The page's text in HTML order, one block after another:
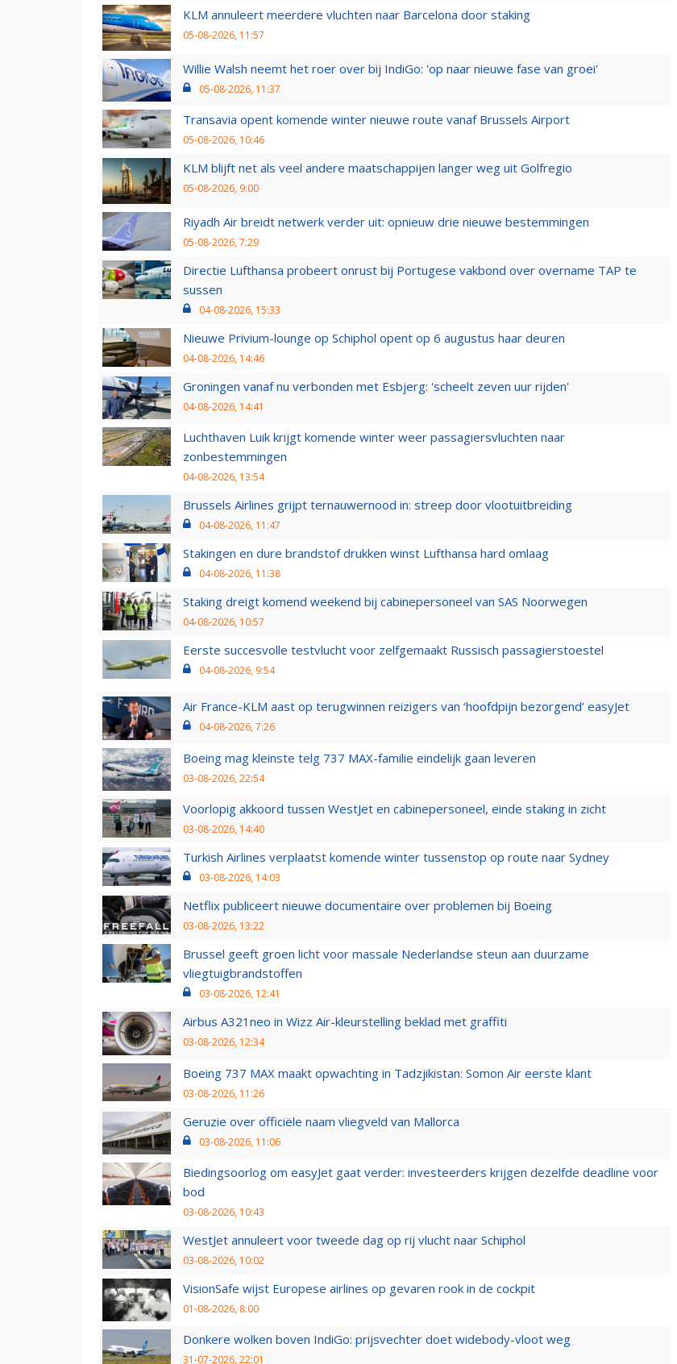
KLM annuleert meerdere vluchten naar Barcelona door staking
05-08-2026, 11:57
Willie Walsh neemt het roer over bij IndiGo: 'op naar nieuwe fase van groei'
05-08-2026, 11:37
Transavia opent komende winter nieuwe route vanaf Brussels Airport
05-08-2026, 10:46
KLM blijft net als veel andere maatschappijen langer weg uit Golfregio
05-08-2026, 9:00
Riyadh Air breidt netwerk verder uit: opnieuw drie nieuwe bestemmingen
05-08-2026, 7:29
Directie Lufthansa probeert onrust bij Portugese vakbond over overname TAP te
sussen
04-08-2026, 15:33
Nieuwe Privium-lounge op Schiphol opent op 6 augustus haar deuren
04-08-2026, 14:46
Groningen vanaf nu verbonden met Esbjerg: 'scheelt zeven uur rijden'
04-08-2026, 14:41
Luchthaven Luik krijgt komende winter weer passagiersvluchten naar
zonbestemmingen
04-08-2026, 13:54
Brussels Airlines grijpt ternauwernood in: streep door vlootuitbreiding
04-08-2026, 11:47
Stakingen en dure brandstof drukken winst Lufthansa hard omlaag
04-08-2026, 11:38
Staking dreigt komend weekend bij cabinepersoneel van SAS Noorwegen
04-08-2026, 10:57
Eerste succesvolle testvlucht voor zelfgemaakt Russisch passagierstoestel
04-08-2026, 9:54
Air France-KLM aast op terugwinnen reizigers van ‘hoofdpijn bezorgend’ easyJet
04-08-2026, 7:26
Boeing mag kleinste telg 737 MAX-familie eindelijk gaan leveren
03-08-2026, 22:54
Voorlopig akkoord tussen WestJet en cabinepersoneel, einde staking in zicht
03-08-2026, 14:40
Turkish Airlines verplaatst komende winter tussenstop op route naar Sydney
03-08-2026, 14:03
Netflix publiceert nieuwe documentaire over problemen bij Boeing
03-08-2026, 13:22
Brussel geeft groen licht voor massale Nederlandse steun aan duurzame
vliegtuigbrandstoffen
03-08-2026, 12:41
Airbus A321neo in Wizz Air-kleurstelling beklad met graffiti
03-08-2026, 12:34
Boeing 737 MAX maakt opwachting in Tadzjikistan: Somon Air eerste klant
03-08-2026, 11:26
Geruzie over officiële naam vliegveld van Mallorca
03-08-2026, 11:06
Biedingsoorlog om easyJet gaat verder: investeerders krijgen dezelfde deadline voor
bod
03-08-2026, 10:43
WestJet annuleert voor tweede dag op rij vlucht naar Schiphol
03-08-2026, 10:02
VisionSafe wijst Europese airlines op gevaren rook in de cockpit
01-08-2026, 8:00
Donkere wolken boven IndiGo: prijsvechter doet widebody-vloot weg
31-07-2026, 22:01